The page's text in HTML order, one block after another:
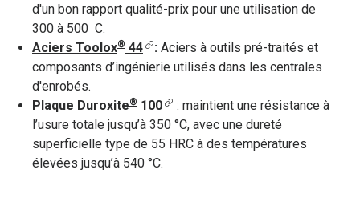
d'un bon rapport qualité-prix pour une utilisation de
300 à 500 C.
Aciers Toolox® 44 : Aciers à outils pré-traités et
composants d’ingénierie utilisés dans les centrales
d'enrobés.
Plaque Duroxite® 100
: maintient une résistance à
l’usure totale jusqu’à 350 °C, avec une dureté
superficielle type de 55 HRC à des températures
élevées jusqu’à 540 °C.